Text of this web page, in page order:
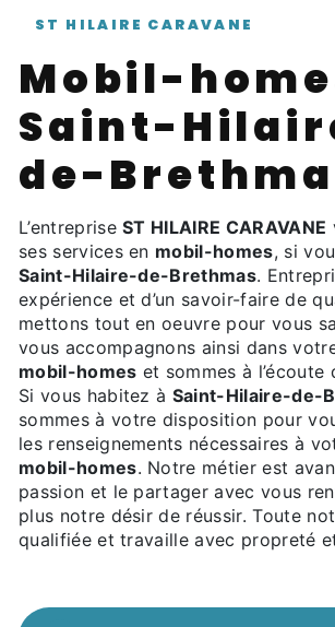
ST HILAIRE CARAVANE
mobil-homes à
Saint-
de-
L’entrepriseST HILAIRE CARAVANE
ses services en mobil-homes, si
Saint-Hilaire-de-Brethmas.
expérience et d’un savoir-faire de
mettons tout en oeuvre pour vous
vous accompagnons ainsi dans
mobil-homes et sommes à l’écoute
Si vous habitez à Saint-Hilaire-de-
sommes à votre disposition pour
les renseignements nécessaires à
mobil-homes. Notre métier est
passion et le partager avec vous
plus notre désir de réussir. Toute
qualifiée et travaille avec propreté